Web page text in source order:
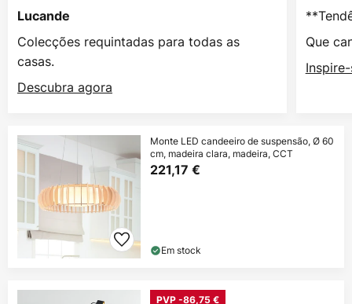
Lucande
Colecções requintadas para todas as
casas.
Descubra agora
Que
Monte LED candeeiro de suspensão, Ø 60
cm, madeira clara, madeira, CCT
221,17 €
Em stock
PVP -86,75 €